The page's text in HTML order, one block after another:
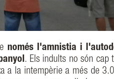
només l'amnistia i
. Els indults no són
a la intempèrie a més de